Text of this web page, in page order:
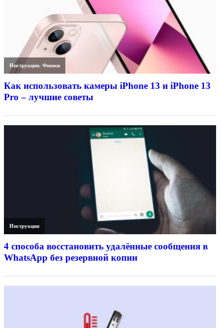
Инструкции,Фишки
Как использовать камеры iPhone 13 и iPhone 13
Pro – лучшие советы
Инструкции
4 способа восстановить удалённые сообщения в
WhatsApp без резервной копии